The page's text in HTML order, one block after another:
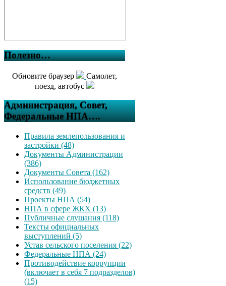
Полезно…
Обновите браузер
Самолет,
поезд, автобус
Администрация, Совет,
Федеральные НПА….
Правила землепользования и
застройки (48)
Документы Администрации
(386)
Документы Совета (162)
Использование бюджетных
средств (49)
Проекты НПА (54)
НПА в сфере ЖКХ (13)
Публичные слушания (118)
Тексты официальных
выступлений (5)
Устав сельского поселения (22)
Федеральные НПА (24)
Противодействие коррупции
(включает в себя 7 подразделов)
(15)